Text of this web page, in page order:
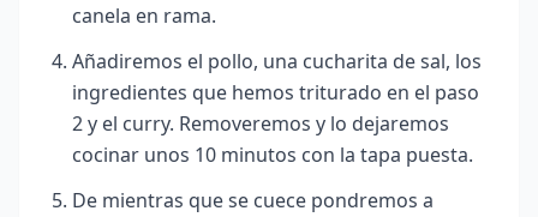
canela en rama.
Añadiremos el pollo, una cucharita de sal, los
ingredientes que hemos triturado en el paso
2 y el curry. Removeremos y lo dejaremos
cocinar unos 10 minutos con la tapa puesta.
De mientras que se cuece pondremos a